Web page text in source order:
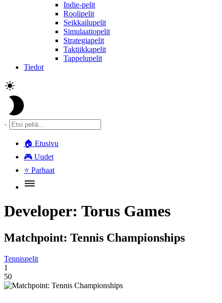
Indie-pelit
Roolipelit
Seikkailupelit
Simulaatiopelit
Strategiapelit
Taktiikkapelit
Tappelupelit
Tiedot
🏠 Etusivu
🎮 Uudet
⭐ Parhaat
Developer: Torus Games
Matchpoint: Tennis Championships
Tennispelit
1
50